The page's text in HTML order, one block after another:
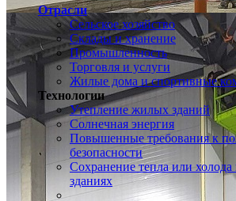
Отрасли
Сельское хозяйство
Склады и хранение
Промышленность
Торговля и услуги
Жилые дома и спортивные
Технологии
Утепление жилых зданий
Солнечная энергия
Повышенные требования к
безопасности
Сохранение тепла или
зданиях